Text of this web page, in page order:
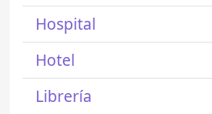
Hospital
Hotel
Librería